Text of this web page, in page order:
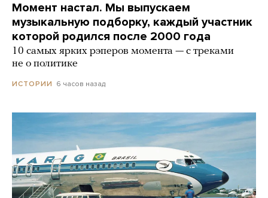
Момент настал. Мы выпускаем
музыкальную подборку, каждый участник
которой родился после 2000 года
10 самых ярких рэперов момента — с треками
не о политике
ИСТОРИИ 6 часов назад